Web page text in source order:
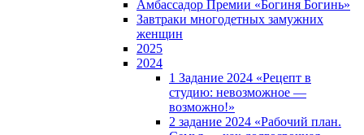
Амбассадор Премии «Богиня Богинь»
Завтраки многодетных замужних
женщин
2025
2024
1 Задание 2024 «Рецепт в
студию: невозможное —
возможно!»
2 задание 2024 «Рабочий план.